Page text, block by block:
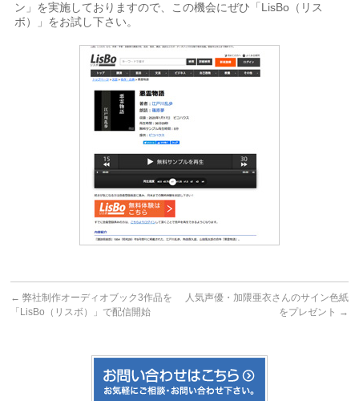
ン」を実施しておりますので、この機会にぜひ「LisBo（リス
ボ）」をお試し下さい。
← 弊社制作オーディオブック3作品を
「LisBo（リスボ）」で配信開始
人気声優・加隈亜衣さんのサイン色紙
をプレゼント →